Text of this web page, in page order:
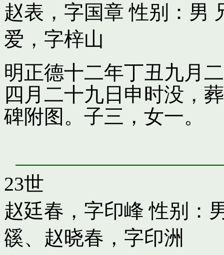
赵表，字国章 性别：男
爱，字梓山
明正德十二年丁丑九月
四月二十九日申时没，
碑附图。子三，女一。
23世
赵廷春，字印峰 性别：
豀、 赵晓春，字印洲